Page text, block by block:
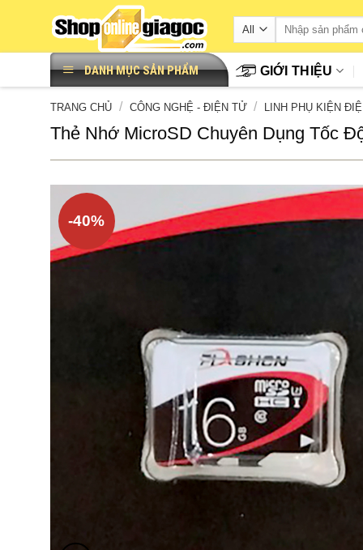
content
DANH MỤC SẢN PHẨM GIỚI THIỆU
TRANG CHỦ / CÔNG NGHỆ - ĐIỆN TỬ / LINH PHỤ KIỆN
Thẻ Nhớ MicroSD Chuyên Dụng Tốc
-40%